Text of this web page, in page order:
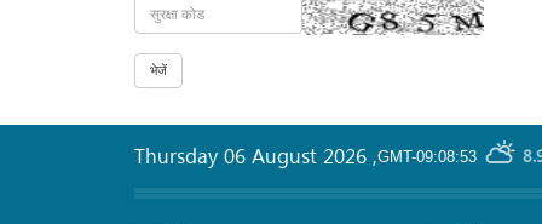
GMT-09:08:53
Thursday 06 August 2026 ,